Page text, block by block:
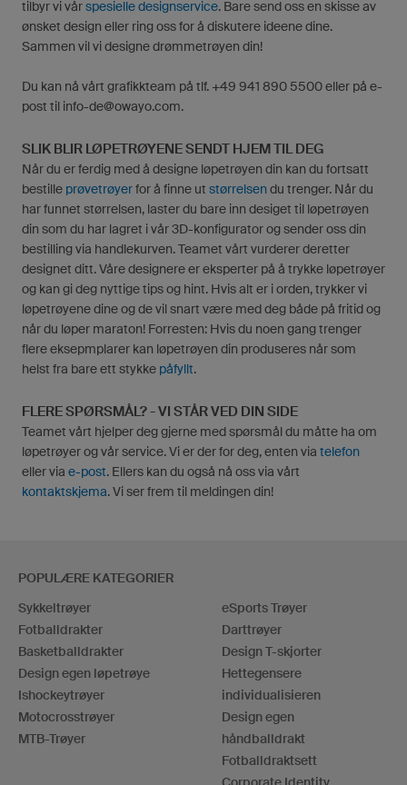
tilbyr vi vårspesielle designservice. Bare send oss ​​en skisse av
ønsket design eller ring oss for å diskutere ideene dine.
Sammen vil vi designe drømmetrøyen din!
Du kan nå vårt grafikkteam på tlf. +49 941 890 5500 eller på e-
post til info-de@owayo.com.
SLIK BLIR LØPETRØYENE SENDT HJEM TIL DEG
Når du er ferdig med å designe løpetrøyen din kan du fortsatt
bestille prøvetrøyerfor å finne ut størrelsendu trenger. Når du
har funnet størrelsen, laster du bare inn desiget til løpetrøyen
din som du har lagret i vår 3D-konfigurator og sender oss din
bestilling via handlekurven. Teamet vårt vurderer deretter
designet ditt. Våre designere er eksperter på å trykke løpetrøyer
og kan gi deg nyttige tips og hint. Hvis alt er i orden, trykker vi
løpetrøyene dine og de vil snart være med deg både på fritid og
når du løper maraton! Forresten: Hvis du noen gang trenger
flere eksepmplarer kan løpetrøyen din produseres når som
helst fra bare ett stykke påfyllt.
FLERE SPØRSMÅL? - VI STÅR VED DIN SIDE
Teamet vårt hjelper deg gjerne med spørsmål du måtte ha om
løpetrøyer og vår service. Vi er der for deg, enten via telefon
eller via e-post. Ellers kan du også nå oss via vårt
kontaktskjema. Vi ser frem til meldingen din!
POPULÆRE KATEGORIER
Sykkeltrøyer
Fotballdrakter
Basketballdrakter
Design egen løpetrøye
Ishockeytrøyer
Motocrosstrøyer
MTB-Trøyer
eSports Trøyer
Darttrøyer
Design T-skjorter
Hettegensere
individualisieren
Design egen
håndballdrakt
Fotballdraktsett